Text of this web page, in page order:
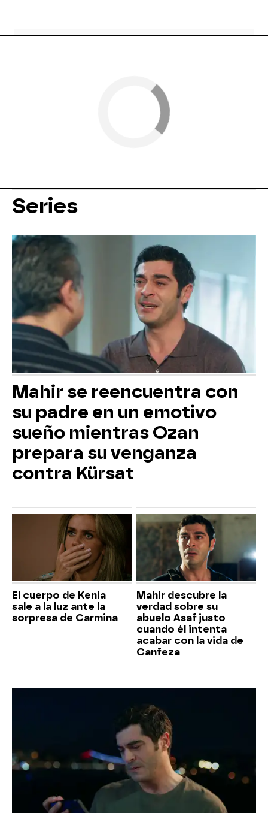
Series
Mahir se reencuentra con
su padre en un emotivo
sueño mientras Ozan
prepara su venganza
contra Kürsat
El cuerpo de Kenia
sale a la luz ante la
sorpresa de Carmina
Mahir descubre la
verdad sobre su
abuelo Asaf justo
cuando él intenta
acabar con la vida de
Canfeza